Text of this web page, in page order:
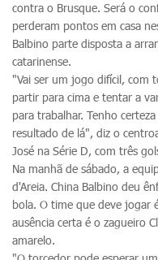
contra o Brusque. Será o
perderam pontos em casa
Balbino parte disposta a
catarinense.
"Vai ser um jogo difícil, com
partir para cima e tentar a
para trabalhar. Tenho
resultado de lá", diz o
José na Série D, com três
Na manhã de sábado, a
d'Areia. China Balbino deu
bola. O time que deve jogar
ausência certa é o zagueiro
amarelo.